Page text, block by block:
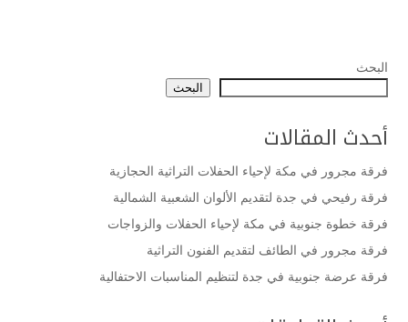
البحث
البحث
أحدث المقالات
فرقة مجرور في مكة لإحياء الحفلات التراثية الحجازية
فرقة رفيحي في جدة لتقديم الألوان الشعبية الشمالية
فرقة خطوة جنوبية في مكة لإحياء الحفلات والزواجات
فرقة مجرور في الطائف لتقديم الفنون التراثية
فرقة عرضة جنوبية في جدة لتنظيم المناسبات الاحتفالية